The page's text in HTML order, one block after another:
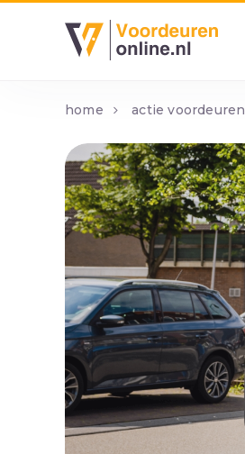
home actie voordeuren